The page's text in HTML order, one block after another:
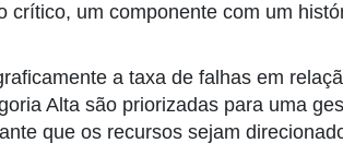
um componente com um
a taxa de falhas em
Alta são priorizadas para uma
que os recursos sejam